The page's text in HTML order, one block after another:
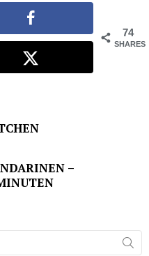
74
SHARES
–